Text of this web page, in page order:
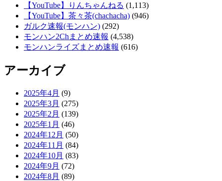
【YouTube】りんちゃんねる (1,113)
【YouTube】茶々茶(chachacha) (946)
ガルク速報(モンハン) (292)
モンハン2Chまとめ速報 (4,538)
モンハンライズまとめ速報 (616)
アーカイブ
2025年4月 (9)
2025年3月 (275)
2025年2月 (139)
2025年1月 (46)
2024年12月 (50)
2024年11月 (84)
2024年10月 (83)
2024年9月 (72)
2024年8月 (89)